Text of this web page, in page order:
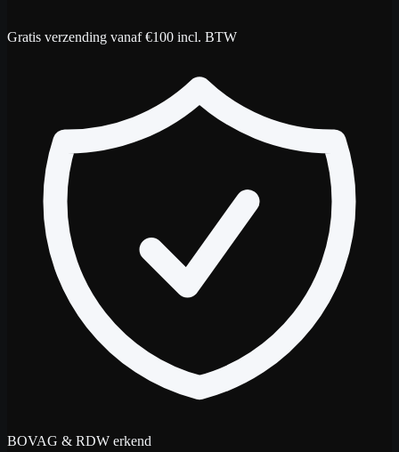
Gratis verzending vanaf €100 incl. BTW
BOVAG & RDW erkend